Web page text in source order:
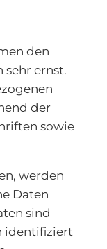
den
sehr ernst.
der
sowie
werden
Daten
sind
identifiziert